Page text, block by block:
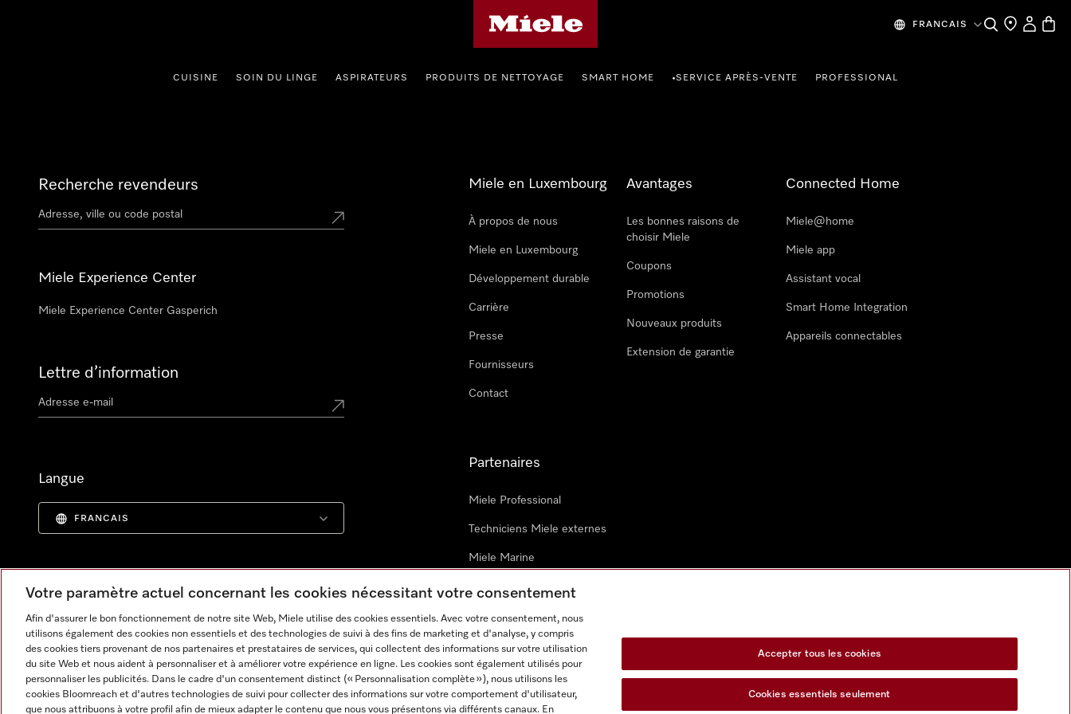
FRANCAIS Recherche
MesPanier
CUISINE SOIN DU LINGE ASPIRATEURS PRODUITS DE NETTOYAGE SMART HOME •SERVICE APRÈS-VENTE PROFESSIONAL
Recherche revendeurs
Miele Experience Center
Miele Experience Center Gasperich
Lettre d’information
Langue
FRANCAIS
Miele en Luxembourg
À propos de nous
Miele en Luxembourg
Développement durable
Carrière
Presse
Fournisseurs
Contact
Avantages
Les bonnes raisons de
choisir Miele
Coupons
Promotions
Nouveaux produits
Extension de garantie
Connected Home
Miele@home
Miele app
Assistant vocal
Smart Home Integration
Appareils connectables
Partenaires
Miele Professional
Techniciens Miele externes
Miele Marine
Architectes & promoteurs
Informations légales CGV Protection des données Conditions d’utilisation Déclaration d'accessibilité
Formulaire de rétractation
Votre paramètre actuel concernant les cookies nécessitant votre consentement
Afin d'assurer le bon fonctionnement de notre site Web, Miele utilise des cookies essentiels. Avec votre consentement, nous
utilisons également des cookies non essentiels et des technologies de suivi à des fins de marketing et d'analyse, y compris
des cookies tiers provenant de nos partenaires et prestataires de services, qui collectent des informations sur votre utilisation
du site Web et nous aident à personnaliser et à améliorer votre expérience en ligne. Les cookies sont également utilisés pour
personnaliser les publicités. Dans le cadre d'un consentement distinct (« Personnalisation complète »), nous utilisons les
cookies Bloomreach et d'autres technologies de suivi pour collecter des informations sur votre comportement d'utilisateur,
que nous attribuons à votre profil afin de mieux adapter le contenu que nous vous présentons via différents canaux. En
Accepter tous les cookies
Cookies essentiels seulement